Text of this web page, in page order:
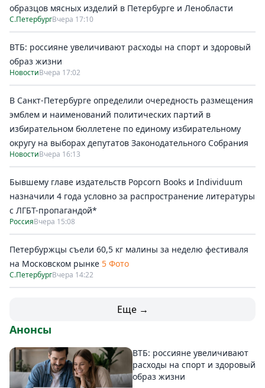
образцов мясных изделий в Петербурге и Ленобласти
С.ПетербургВчера 17:10
ВТБ: россияне увеличивают расходы на спорт и здоровый
образ жизни
НовостиВчера 17:02
В Санкт-Петербурге определили очередность размещения
эмблем и наименований политических партий в
избирательном бюллетене по единому избирательному
округу на выборах депутатов Законодательного Собрания
НовостиВчера 16:13
Бывшему главе издательств Popcorn Books и Individuum
назначили 4 года условно за распространение литературы
с ЛГБТ-пропагандой*
РоссияВчера 15:08
Петербуржцы съели 60,5 кг малины за неделю фестиваля
на Московском рынке 5 Фото
С.ПетербургВчера 14:22
Еще →
Анонсы
ВТБ: россияне увеличивают
расходы на спорт и здоровый
образ жизни